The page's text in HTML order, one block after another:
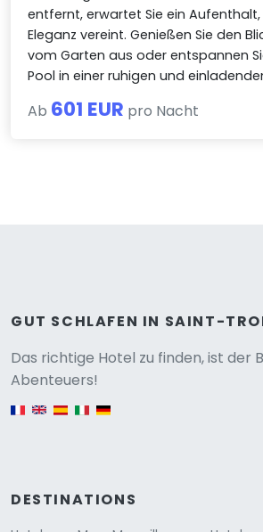
entfernt, erwartet Sie ein
Eleganz vereint. Genießen Sie den
vom Garten aus oder entspannen
Pool in einer ruhigen und
Ab 601 EUR pro Nacht
GUT SCHLAFEN IN SAINT-
Das richtige Hotel zu finden, ist der
Abenteuers!
DESTINATIONS